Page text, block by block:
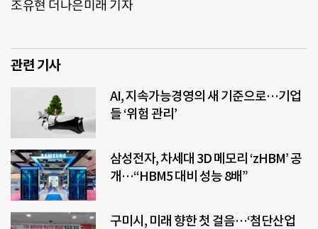
조유현 더나은미래 기자
관련 기사
AI, 지속가능경영의 새 기준으로…기업
들 ‘위험 관리’
삼성전자, 차세대 3D 메모리 ‘zHBM’ 공
개…“HBM5 대비 성능 8배”
구미시, 미래 향한 첫 걸음…‘첨단산업